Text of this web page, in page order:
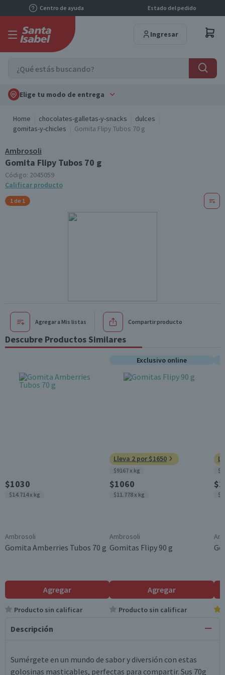
Centro de ayuda Estado del pedido
Ingresar
Elige tu modo de entrega
Home chocolates-galletas-y-snacks
dulces
gomitas-y-chicles
Gomita Flipy Tubos 70 g
Ambrosoli
Gomita Flipy Tubos 70 g
Código: 2045059
Calificar producto
1 de 1
Agregar a Mis listas Compartir producto
Descubre Productos Similares
$1030
$14.714 x kg
Ambrosoli
Gomita Amberries Tubos 70 g
Agregar
Producto sin calificar
Exclusivo online
Lleva 2 por $1650
$9167 x kg
$1060
$11.778 x kg
Ambrosoli
Gomitas Flipy 90 g
Agregar
Producto sin calificar
Descripción
Sumérgete en un mundo de sabor y diversión con estas
golosinas masticables, perfectas para compartir. Sus 70g